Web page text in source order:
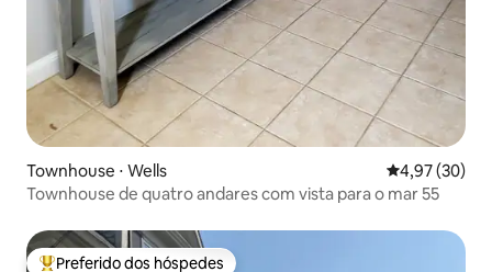
Townhouse ⋅ Wells 4,97 de uma
4,97 (30)
Townhouse de quatro andares com vista para o mar 55
Preferido dos hóspedes